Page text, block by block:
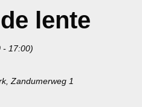
lente
- 17:00)
Zandumerweg 1